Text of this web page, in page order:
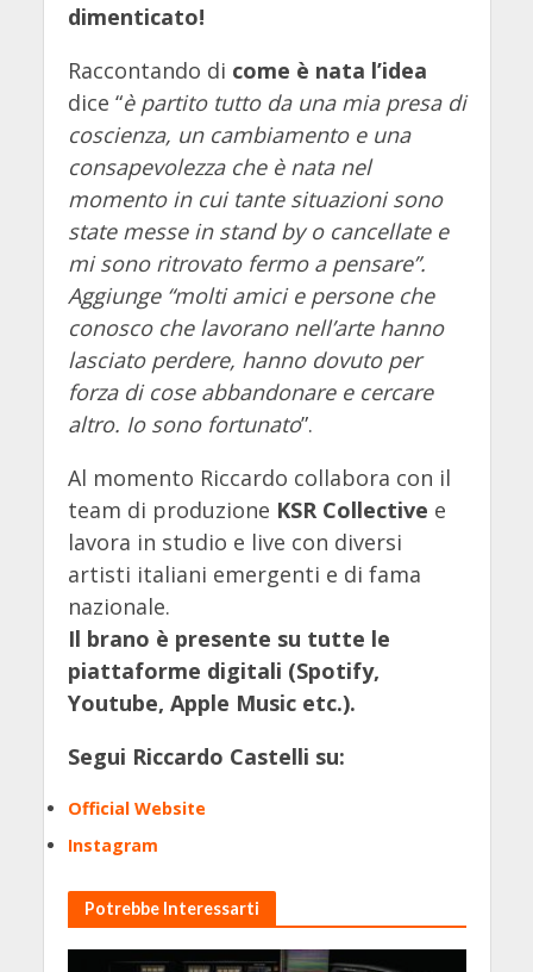
dimenticato!
Raccontando di come è nata l’idea
dice “è partito tutto da una mia presa di
coscienza, un cambiamento e una
consapevolezza che è nata nel
momento in cui tante situazioni sono
state messe in stand by o cancellate e
mi sono ritrovato fermo a pensare”.
Aggiunge “molti amici e persone che
conosco che lavorano nell’arte hanno
lasciato perdere, hanno dovuto per
forza di cose abbandonare e cercare
altro. Io sono fortunato”.
Al momento Riccardo collabora con il
team di produzione KSR Collective e
lavora in studio e live con diversi
artisti italiani emergenti e di fama
nazionale.
Il brano è presente su tutte le
piattaforme digitali (Spotify,
Youtube, Apple Music etc.).
Segui Riccardo Castelli su:
Official Website
Instagram
Potrebbe Interessarti